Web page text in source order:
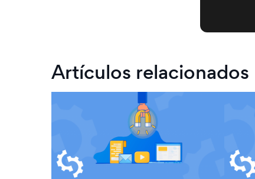
Artículos relacionados